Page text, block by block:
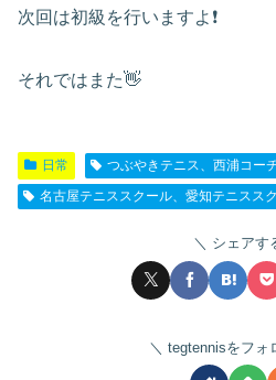
次回は初級を行いますよ❗️
それではまた👋
日常
つぶやきテニス、西浦コー
名古屋テニススクール、愛知テニスス
シェアす
tegtennisをフォ